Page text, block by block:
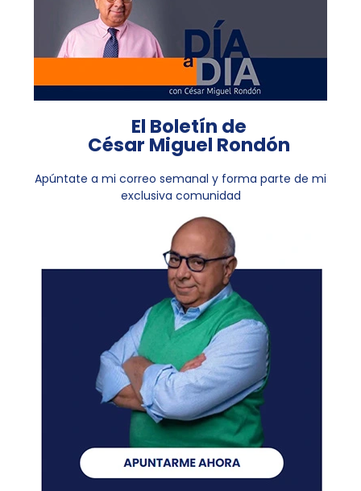
El Boletín de
César Miguel Rondón
Apúntate a mi correo semanal y forma parte de mi
exclusiva comunidad